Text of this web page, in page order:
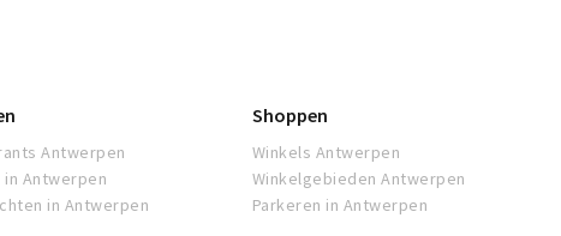
Antwerpen
in Antwerpen
in Antwerpen
Shoppen
Winkels Antwerpen
Winkelgebieden Antwerpen
Parkeren in Antwerpen